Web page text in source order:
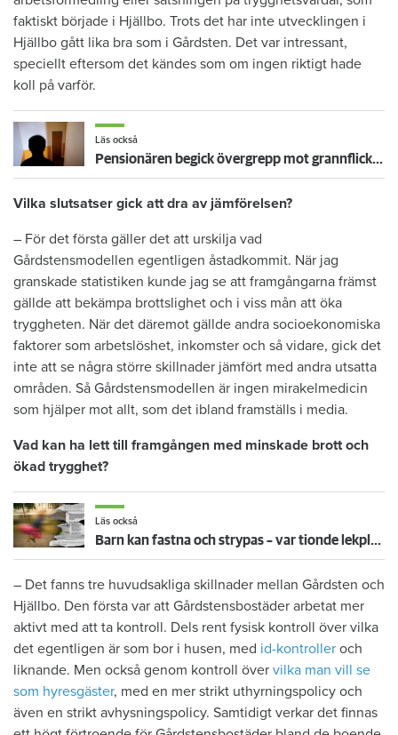
faktiskt började i Hjällbo. Trots det har inte utvecklingen i
Hjällbo gått lika bra som i Gårdsten. Det var intressant,
speciellt eftersom det kändes som om ingen riktigt hade
koll på varför.
Läs också
Pensionären begick övergrepp mot grannflickan – nu vräks han
Vilka slutsatser gick att dra av jämförelsen?
– För det första gäller det att urskilja vad
Gårdstensmodellen egentligen åstadkommit. När jag
granskade statistiken kunde jag se att framgångarna främst
gällde att bekämpa brottslighet och i viss mån att öka
tryggheten. När det däremot gällde andra socioekonomiska
faktorer som arbetslöshet, inkomster och så vidare, gick det
inte att se några större skillnader jämfört med andra utsatta
områden. Så Gårdstensmodellen är ingen mirakelmedicin
som hjälper mot allt, som det ibland framställs i media.
Vad kan ha lett till framgången med minskade brott och
ökad trygghet?
Läs också
Barn kan fastna och strypas – var tionde lekplats har allvarliga brister
– Det fanns tre huvudsakliga skillnader mellan Gårdsten och
Hjällbo. Den första var att Gårdstensbostäder arbetat mer
aktivt med att ta kontroll. Dels rent fysisk kontroll över vilka
det egentligen är som bor i husen, med id-kontroller och
liknande. Men också genom kontroll över vilka man vill se
som hyresgäster, med en mer strikt uthyrningspolicy och
även en strikt avhysningspolicy. Samtidigt verkar det finnas